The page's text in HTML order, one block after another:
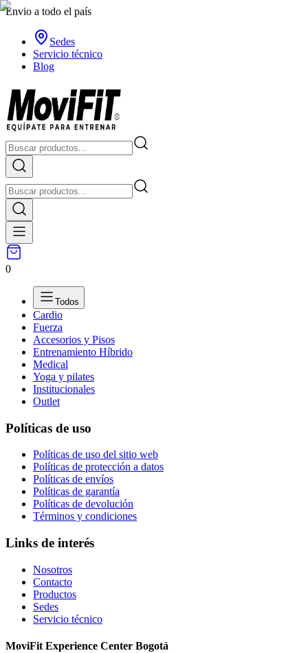
Envio a todo el país
Sedes
Servicio técnico
Blog
0
Todos
Cardio
Fuerza
Accesorios y Pisos
Entrenamiento Híbrido
Medical
Yoga y pilates
Institucionales
Outlet
Políticas de uso
Políticas de uso del sitio web
Políticas de protección a datos
Políticas de envíos
Políticas de garantía
Políticas de devolución
Términos y condiciones
Links de interés
Nosotros
Contacto
Productos
Sedes
Servicio técnico
MoviFit Experience Center Bogotá